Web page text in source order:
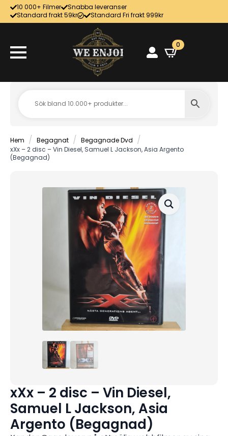
10 000+ Filmer
Snabba leveranser
Standard frakt 59kr
Standard Fri frakt 999kr
0
Hem Begagnat
Begagnade Dvd
xXx – 2 disc – Vin Diesel, Samuel L Jackson, Asia Argento
(Begagnad)
xXx – 2 disc – Vin Diesel,
Samuel L Jackson, Asia
Argento (Begagnad)